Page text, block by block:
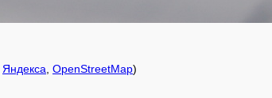
Яндекса OpenStreetMap)